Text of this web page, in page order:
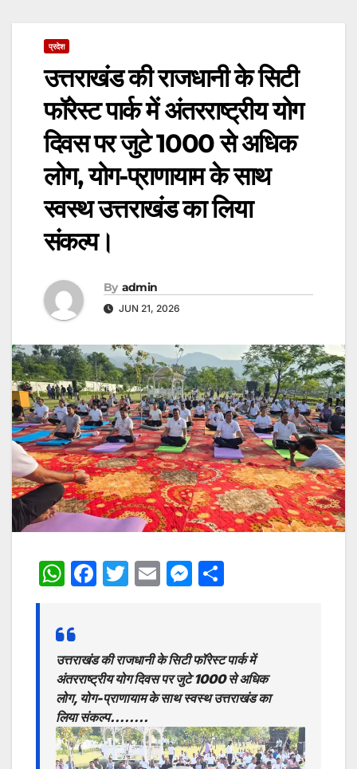
प्रदेश
उत्तराखंड की राजधानी के सिटी
फॉरेस्ट पार्क में अंतरराष्ट्रीय योग
दिवस पर जुटे 1000 से अधिक
लोग, योग-प्राणायाम के साथ
स्वस्थ उत्तराखंड का लिया
संकल्प।
By admin
JUN 21, 2026
W
at
s
A
p
p
F
e
b
o
o
k
T
er
E
l
M
s
e
n
g
er
e
उत्तराखंड की राजधानी के सिटी फॉरेस्ट पार्क में
अंतरराष्ट्रीय योग दिवस पर जुटे 1000 से अधिक
लोग, योग-प्राणायाम के साथ स्वस्थ उत्तराखंड का
लिया संकल्प……..
Video
Player